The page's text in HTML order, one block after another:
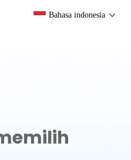
Bahasa indonesia